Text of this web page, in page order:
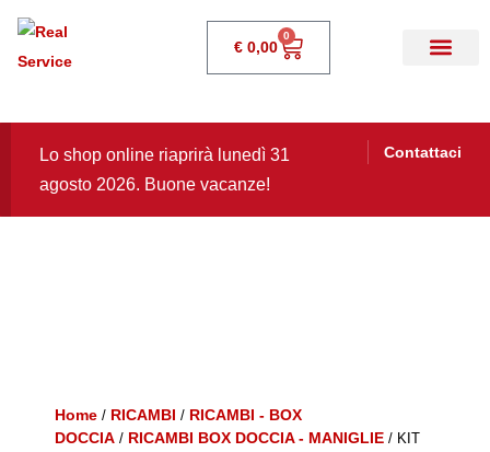
€ 0,00
0
Contattaci
Lo shop online riaprirà lunedì 31
agosto 2026. Buone vacanze!
Home / RICAMBI / RICAMBI - BOX
DOCCIA / RICAMBI BOX DOCCIA - MANIGLIE / KIT